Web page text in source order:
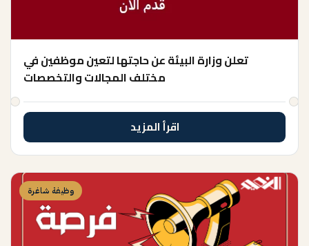
تعلن وزارة البيئة عن حاجتها لتعين موظفين في
مختلف المجالات والتخصصات
اقرأ المزيد
وظيفة شاغرة